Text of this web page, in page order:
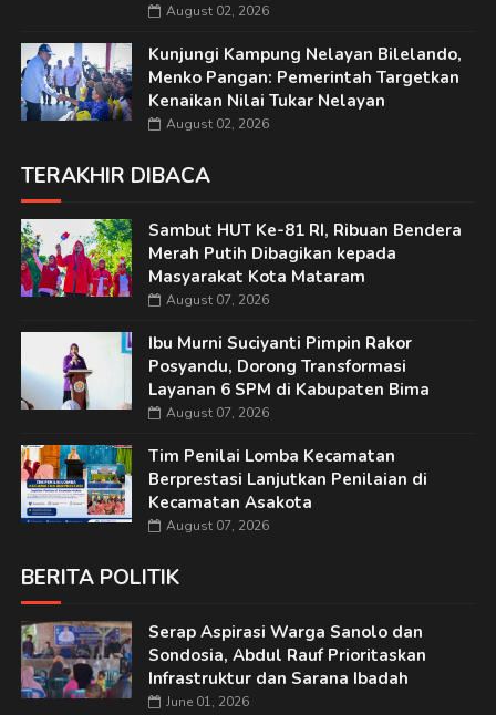
August 02, 2026
Kunjungi Kampung Nelayan Bilelando,
Menko Pangan: Pemerintah Targetkan
Kenaikan Nilai Tukar Nelayan
August 02, 2026
TERAKHIR DIBACA
Sambut HUT Ke-81 RI, Ribuan Bendera
Merah Putih Dibagikan kepada
Masyarakat Kota Mataram
August 07, 2026
Ibu Murni Suciyanti Pimpin Rakor
Posyandu, Dorong Transformasi
Layanan 6 SPM di Kabupaten Bima
August 07, 2026
Tim Penilai Lomba Kecamatan
Berprestasi Lanjutkan Penilaian di
Kecamatan Asakota
August 07, 2026
BERITA POLITIK
Serap Aspirasi Warga Sanolo dan
Sondosia, Abdul Rauf Prioritaskan
Infrastruktur dan Sarana Ibadah
June 01, 2026